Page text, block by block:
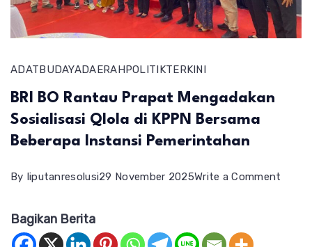
ADATBUDAYADAERAHPOLITIKTERKINI
BRI BO Rantau Prapat Mengadakan
Sosialisasi Qlola di KPPN Bersama
Beberapa Instansi Pemerintahan
By liputanresolusi29 November 2025Write a Comment
Bagikan Berita